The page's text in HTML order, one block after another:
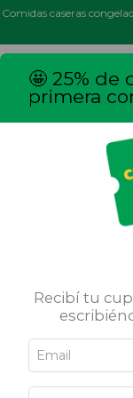
Comidas caseras
🤩 25% de
primera
Recibí tu